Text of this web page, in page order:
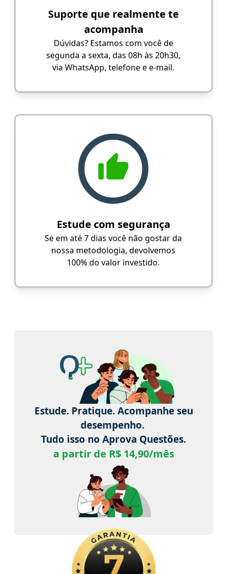
Suporte que realmente te
acompanha
Dúvidas? Estamos com você de
segunda a sexta, das 08h às 20h30,
via WhatsApp, telefone e e-mail.
Estude com segurança
Se em até 7 dias você não gostar da
nossa metodologia, devolvemos
100% do valor investido.
Estude. Pratique. Acompanhe seu
desempenho.
Tudo isso no Aprova Questões.
a partir de R$ 14,90/mês